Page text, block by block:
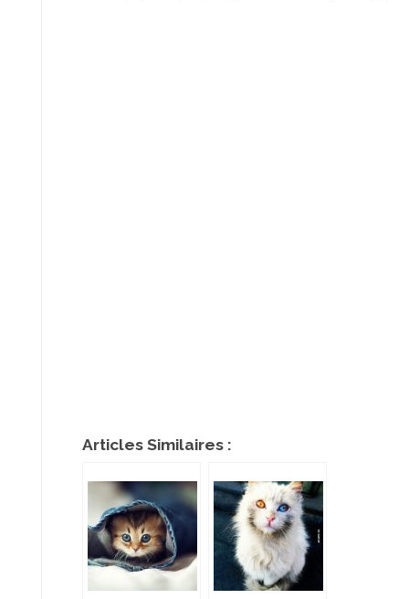
Articles Similaires :